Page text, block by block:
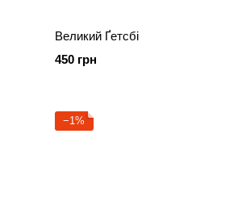
Великий Ґетсбі
450 грн
−1%